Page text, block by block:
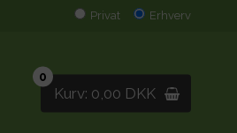
0
Kurv: 0,00 DKK
Privat Erhverv